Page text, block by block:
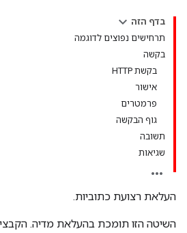
בדף הזה
תרחישים נפוצים לדוגמה
בקשה
בקשת HTTP
אישור
פרמטרים
גוף הבקשה
תשובה
שגיאות
העלאת רצועת כתוביות.
השיטה הזו תומכת בהעלאת מדיה.